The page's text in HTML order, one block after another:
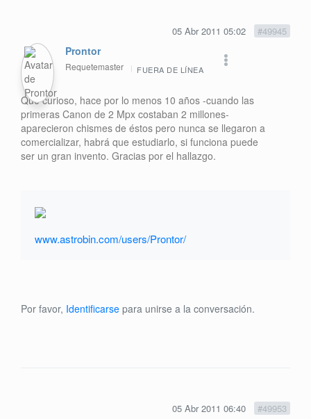
05 Abr 2011 05:02 #49945
Prontor
Requetemaster FUERA DE LÍNEA
Qué curioso, hace por lo menos 10 años -cuando las
primeras Canon de 2 Mpx costaban 2 millones-
aparecieron chismes de éstos pero nunca se llegaron a
comercializar, habrá que estudiarlo, si funciona puede
ser un gran invento. Gracias por el hallazgo.
www.astrobin.com/users/Prontor/
Por favor, Identificarse para unirse a la conversación.
05 Abr 2011 06:40 #49953